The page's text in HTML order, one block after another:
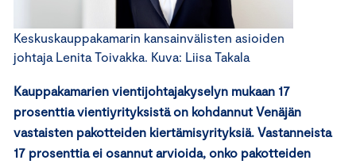
Keskuskauppakamarin kansainvälisten asioiden
johtaja Lenita Toivakka. Kuva: Liisa Takala
Kauppakamarien vientijohtajakyselyn mukaan 17
prosenttia vientiyrityksistä on kohdannut Venäjän
vastaisten pakotteiden kiertämisyrityksiä. Vastanneista
17 prosenttia ei osannut arvioida, onko pakotteiden